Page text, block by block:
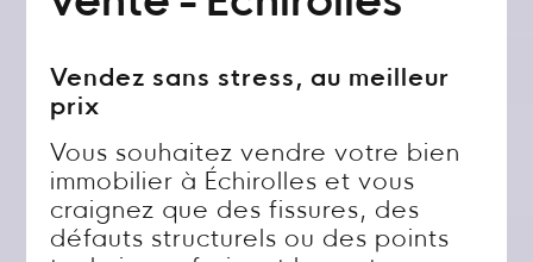
Vendez sans stress, au meilleur
prix
Vous souhaitez vendre votre bien
immobilier à Échirolles et vous
craignez que des fissures, des
défauts structurels ou des points